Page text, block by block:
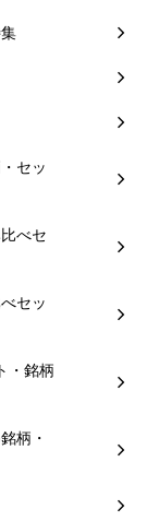
セッ
べセ
セッ
・銘柄
柄・